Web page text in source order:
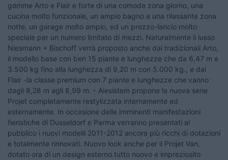
gamme Arto e Flair e forte di una comoda zona giorno, una
cucina molto funzionale, un ampio bagno e una rilassante zona
notte, un garage molto ampio, ed un prezzo-lancio molto
speciale per un numero limitato di mezzi. Naturalmente il lusso
Niesmann + Bischoff verrà proposto anche dai tradizionali Arto,
il modello base con ben 15 piante e lunghezze che da 6,47 m e
3.500 kg fino alla lunghezza di 9,20 m con 5.000 kg., e dai
Flair -la classe premium con 7 piante e lunghezze che vanno
dagli 8,28 m agli 8,99 m. - Aiesistem propone la nuova serie
Projet completamente restylizzata internamente ed
esternamente. In occasione delle imminenti manifestazioni
fieristiche di Dusseldorf e Parma verranno presentati al
pubblico i nuovi modelli 2011-2012 ancora più ricchi di dotazioni
e totalmente rinnovati. Nuovo look anche per il Projet Van,
dotato ora di un design esterno tutto nuovo e impreziosito